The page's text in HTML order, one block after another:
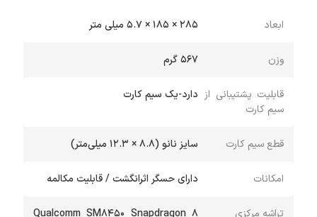
ابعاد 285 × 185 × 5.7 میلی متر
وزن 567 گرم
قابلیت پشتیبانی از
سیم کارت
دارد-یک سیم کارت
قطع سیم کارت سایز نانو (۸.۸ × ۱۲.۳ میلی‌متر)
امکانات دارای حسگر اثرانگشت / قابلیت مکالمه
تراشه مرکزی
Qualcomm SM۸۴۵۰ Snapdragon ۸